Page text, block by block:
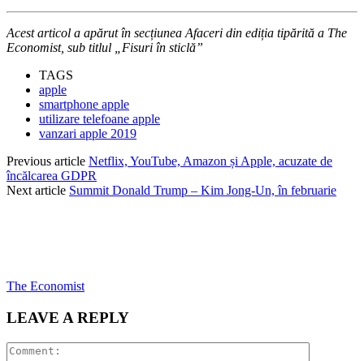
Acest articol a apărut în secțiunea Afaceri din ediția tipărită a The
Economist, sub titlul „Fisuri în sticlă”
TAGS
apple
smartphone apple
utilizare telefoane apple
vanzari apple 2019
Previous article Netflix, YouTube, Amazon și Apple, acuzate de
încălcarea GDPR
Next article Summit Donald Trump – Kim Jong-Un, în februarie
The Economist
LEAVE A REPLY